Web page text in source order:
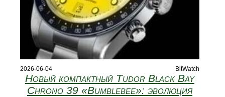
2026-06-04 BitWatch
Новый компактный Tudor Black Bay
Chrono 39 «Bumblebee»: эволюция